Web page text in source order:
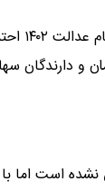
کل سود
سود سهام عدالت قابل وصول مربوط